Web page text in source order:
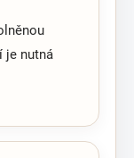
je nutná